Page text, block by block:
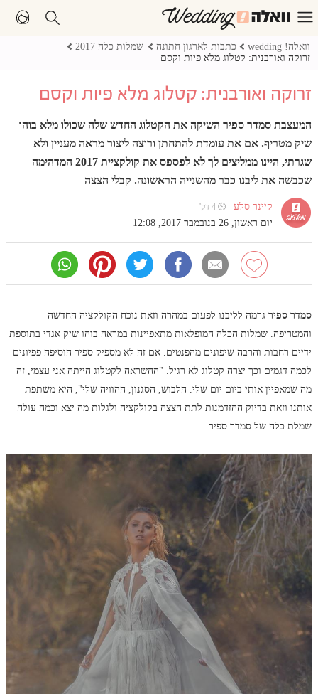
וואלה! wedding כתבות לארגון חתונה
שמלות כלה 2017
זרוקה ואורבנית: קטלוג מלא פיות וקסם
זרוקה ואורבנית: קטלוג מלא פיות וקסם
המעצבת סמדר ספיר השיקה את הקטלוג החדש שלה שכולו מלא בוהו
שיק מטריף. אם את עומדת להתחתן ורוצה ליצור מראה מעניין ולא
שגרתי, היינו ממליצים לך לא לפספס את קולקציית 2017 המדהימה
שכבשה את ליבנו כבר מהשנייה הראשונה. קבלי הצצה
קיינר סלע ⏲ 4 דק'
יום ראשון, 26 בנובמבר 2017, 12:08
סמדר ספירגרמה לליבנו לפעום במהרה וזאת נוכח הקולקציה החדשה
והמטריפה. שמלות הכלה המופלאות מתאפיינות במראה בוהו שיק אגדי בתוספת
ידיים רחבות והרבה שיפונים מהפנטים. אם זה לא מספיק ספיר הוסיפה פפיונים
לכמה דגמים וכך יצרה קטלוג לא רגיל. "ההשראה לקטלוג הייתה אני עצמי, זה
מה שמאפיין אותי ביום יום שלי. הלבוש, הסגנון, ההוויה שלי", היא משתפת
אותנו וזאת בדיוק ההזדמנות לתת הצצה בקולקציה ולגלות מה יצא וכמה עולה
שמלת כלה של סמדר ספיר.